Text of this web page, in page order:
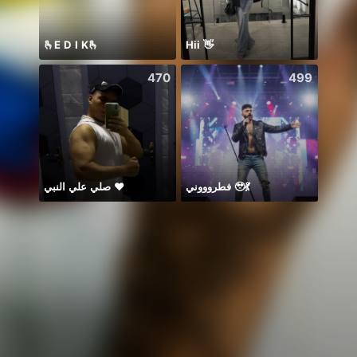
🫰E D I K🫰 Hii 👋
470
صلي علي النبي ♥️
499
فطروووني 🥹💃